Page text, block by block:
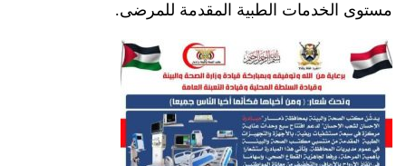
مستوى الخدمات الطبية المقدمة للمرضى.